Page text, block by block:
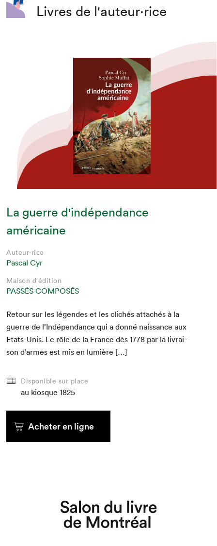
Livres de l'auteur·rice
La guerre d'indépendance
américaine
Auteur·rice
Pascal Cyr
Maison d'édition
PASSÉS COMPOSÉS
Retour sur les légen­des et les clichés attachés à la
guerre de l’Indépen­dance qui a don­né nais­sance aux
Etats-Unis. Le rôle de la France dès1778 par la livrai­
son d’armes est mis en lumière […]
Disponible sur place
au kiosque 1825
Acheter en ligne